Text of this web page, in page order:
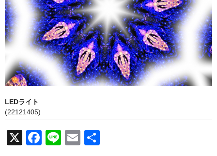
銀行振込で決済
クレジット・PayPal決済
ダウンロード他
お問い合わせ
LEDライト
(22121405)
X
F
Li
E